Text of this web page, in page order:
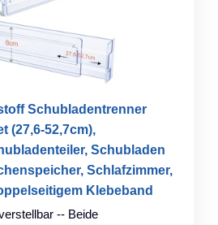
Schubladentrenner
(27,6-52,7cm),
Schubladen
Schlafzimmer,
Klebeband
-- Beide